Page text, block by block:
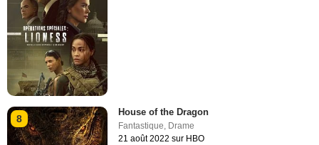
8
House of the Dragon
Fantastique Drame
21 août 2022 sur HBO